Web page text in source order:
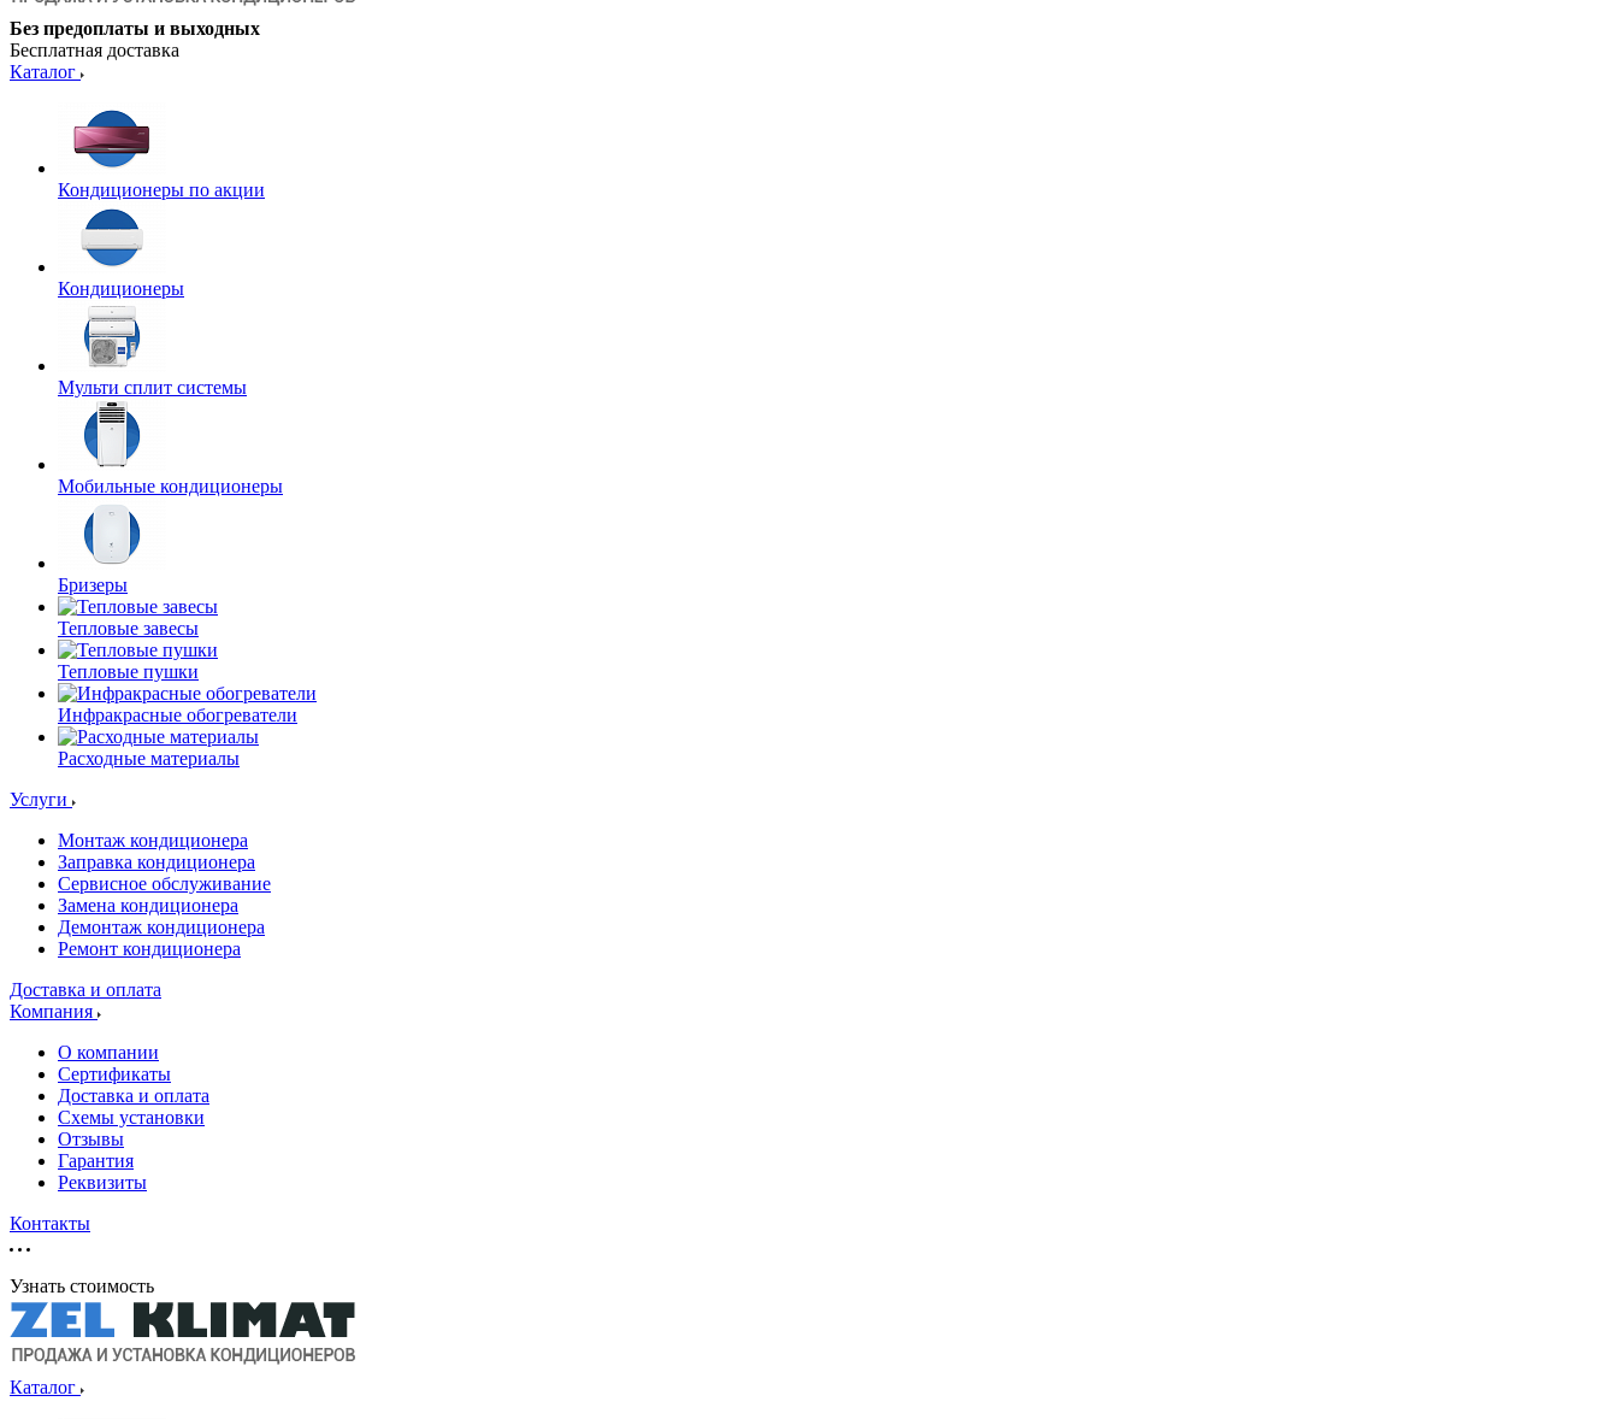
Без предоплаты и выходных
Бесплатная доставка
Каталог
Кондиционеры по акции
Кондиционеры
Мульти сплит системы
Мобильные кондиционеры
Бризеры
Тепловые завесы
Тепловые пушки
Инфракрасные обогреватели
Расходные материалы
Услуги
Монтаж кондиционера
Заправка кондиционера
Сервисное обслуживание
Замена кондиционера
Демонтаж кондиционера
Ремонт кондиционера
Доставка и оплата
Компания
О компании
Сертификаты
Доставка и оплата
Схемы установки
Отзывы
Гарантия
Реквизиты
Контакты
Узнать стоимость
Каталог